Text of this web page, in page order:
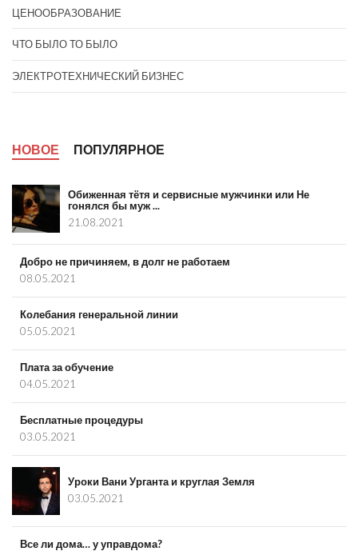
ЦЕНООБРАЗОВАНИЕ
ЧТО БЫЛО ТО БЫЛО
ЭЛЕКТРОТЕХНИЧЕСКИЙ БИЗНЕС
НОВОЕ ПОПУЛЯРНОЕ
Обиженная тётя и сервисные мужчинки или Не
гонялся бы муж ...
21.08.2021
Добро не причиняем, в долг не работаем
08.05.2021
Колебания генеральной линии
05.05.2021
Плата за обучение
04.05.2021
Бесплатные процедуры
03.05.2021
Уроки Вани Урганта и круглая Земля
03.05.2021
Все ли дома… у управдома?